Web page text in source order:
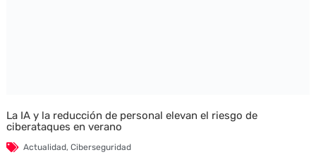
La IA y la reducción de personal elevan el riesgo de
ciberataques en verano
Actualidad, Ciberseguridad